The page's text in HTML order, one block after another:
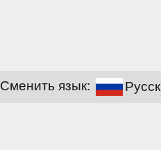
Сменить язык: